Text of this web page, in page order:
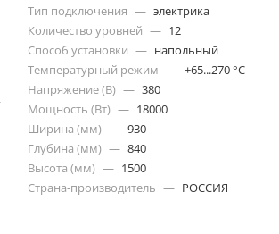
Тип подключения — электрика
Количество уровней — 12
Способ установки — напольный
Температурный режим — +65...270 °C
Напряжение (В) — 380
Мощность (Вт) — 18000
Ширина (мм) — 930
Глубина (мм) — 840
Высота (мм) — 1500
Страна-производитель — РОССИЯ